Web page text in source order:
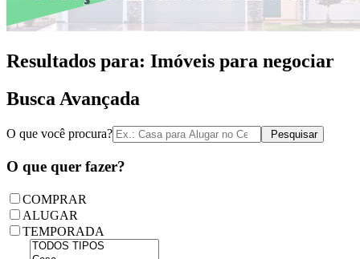
Resultados para: Imóveis para negociar
Busca Avançada
O que você procura? Pesquisar
O que quer fazer?
COMPRAR
ALUGAR
TEMPORADA